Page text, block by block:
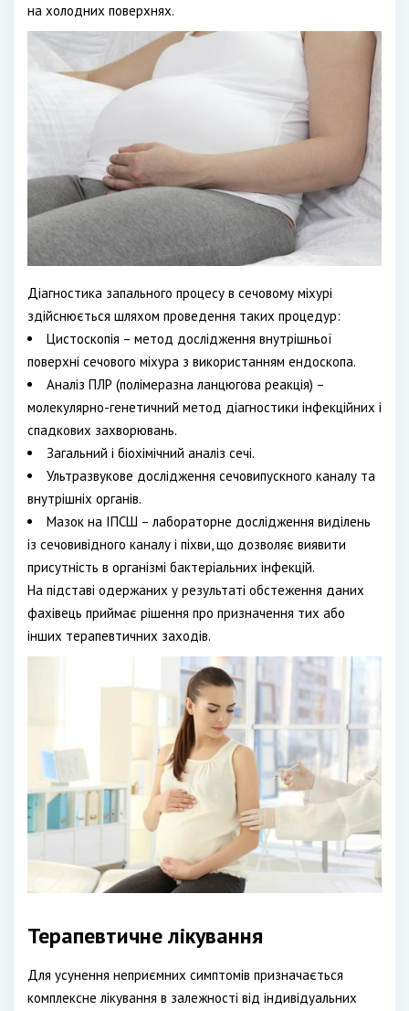
на холодних поверхнях.
Діагностика запального процесу в сечовому міхурі
здійснюється шляхом проведення таких процедур:
Цистоскопія – метод дослідження внутрішньої
поверхні сечового міхура з використанням ендоскопа.
Аналіз ПЛР (полімеразна ланцюгова реакція) –
молекулярно-генетичний метод діагностики інфекційних і
спадкових захворювань.
Загальний і біохімічний аналіз сечі.
Ультразвукове дослідження сечовипускного каналу та
внутрішніх органів.
Мазок на ІПСШ – лабораторне дослідження виділень
із сечовивідного каналу і піхви, що дозволяє виявити
присутність в організмі бактеріальних інфекцій.
На підставі одержаних у результаті обстеження даних
фахівець приймає рішення про призначення тих або
інших терапевтичних заходів.
Терапевтичне лікування
Для усунення неприємних симптомів призначається
комплексне лікування в залежності від індивідуальних